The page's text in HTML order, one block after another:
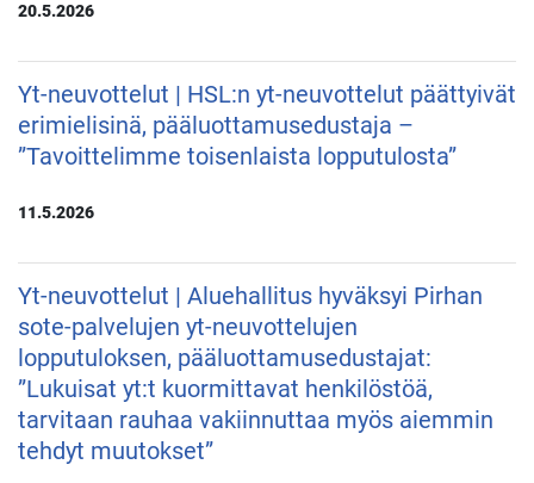
20.5.2026
Yt-neuvottelut | HSL:n yt-neuvottelut päättyivät
erimielisinä, pääluottamusedustaja –
”Tavoittelimme toisenlaista lopputulosta”
11.5.2026
Yt-neuvottelut | Aluehallitus hyväksyi Pirhan
sote-palvelujen yt-neuvottelujen
lopputuloksen, pääluottamusedustajat:
”Lukuisat yt:t kuormittavat henkilöstöä,
tarvitaan rauhaa vakiinnuttaa myös aiemmin
tehdyt muutokset”